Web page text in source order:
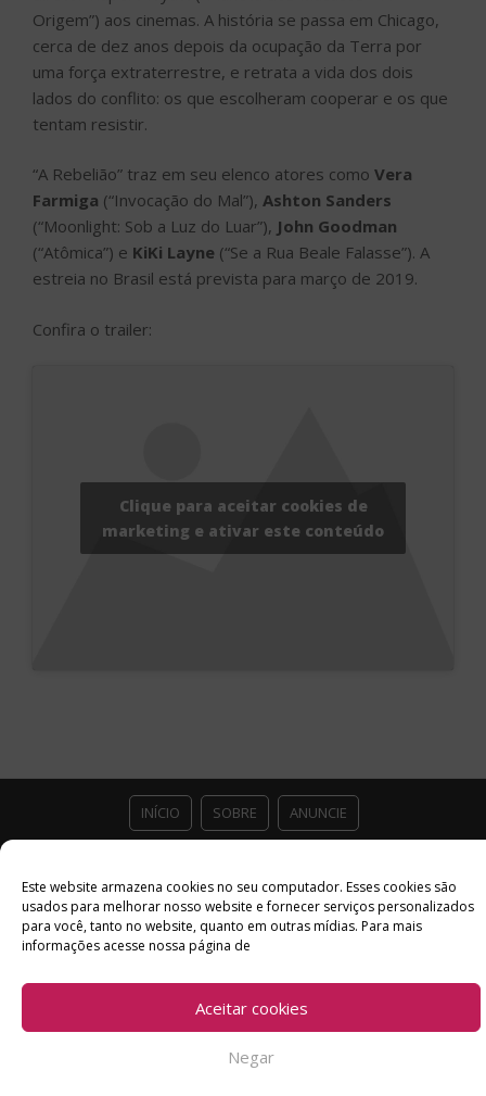
Este website armazena cookies no seu computador. Esses cookies são
usados ​​para melhorar nosso website e fornecer serviços personalizados
para você, tanto no website, quanto em outras mídias. Para mais
informações acesse nossa página de
Aceitar cookies
Negar
Origem”) aos cinemas. A história se passa em Chicago,
cerca de dez anos depois da ocupação da Terra por
uma força extraterrestre, e retrata a vida dos dois
lados do conflito: os que escolheram cooperar e os que
tentam resistir.
“A Rebelião” traz em seu elenco atores como Vera
Farmiga (“Invocação do Mal”), Ashton Sanders
(“Moonlight: Sob a Luz do Luar”), John Goodman
(“Atômica”) e KiKi Layne (“Se a Rua Beale Falasse”). A
estreia no Brasil está prevista para março de 2019.
Confira o trailer:
Clique para aceitar cookies de
marketing e ativar este conteúdo
INÍCIO SOBRE ANUNCIE
CONTATO POLÍTICA DE PRIVACIDADE
2026 Acesso Cultural - Arte, Cultura Pop e Entretenimento